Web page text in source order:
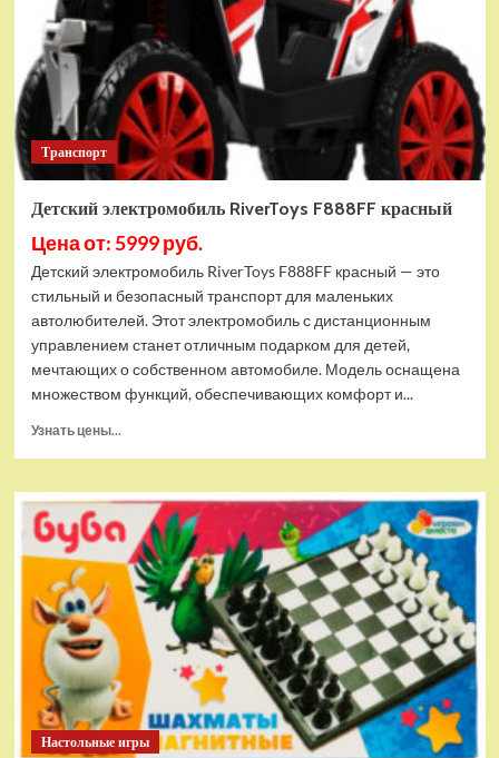
Транспорт
Детский электромобиль RiverToys F888FF красный
Цена от: 5999 руб.
Детский электромобиль RiverToys F888FF красный — это
стильный и безопасный транспорт для маленьких
автолюбителей. Этот электромобиль с дистанционным
управлением станет отличным подарком для детей,
мечтающих о собственном автомобиле. Модель оснащена
множеством функций, обеспечивающих комфорт и...
Узнать цены...
Детский
электромобиль
RiverToys
F888FF
красный
Настольные игры